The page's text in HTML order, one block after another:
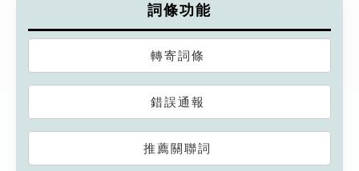
詞條功能
轉寄詞條
錯誤通報
推薦關聯詞